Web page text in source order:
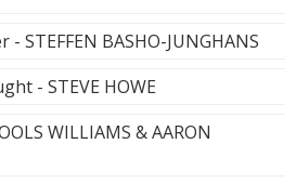
- STEFFEN BASHO-JUNGHANS
- STEVE HOWE
WILLIAMS & AARON